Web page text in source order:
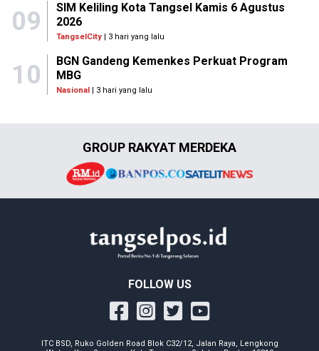
09
SIM Keliling Kota Tangsel Kamis 6 Agustus
2026
TangselCity| 3 hari yang lalu
10
BGN Gandeng Kemenkes Perkuat Program
MBG
Nasional| 3 hari yang lalu
GROUP RAKYAT MERDEKA
FOLLOW US
ITC BSD, Ruko Golden Road Blok C32/12, Jalan Raya, Lengkong